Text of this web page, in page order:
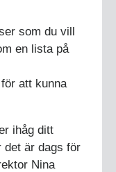
som du vill
en lista på
att kunna
ihåg ditt
det är dags för
Nina